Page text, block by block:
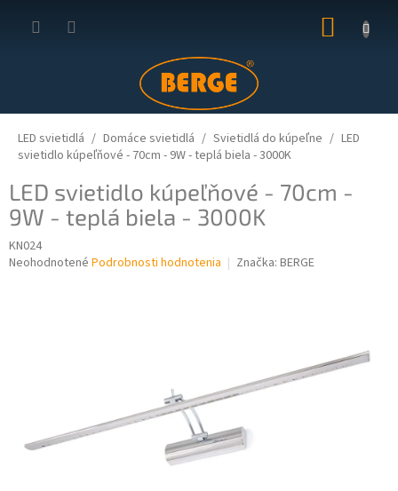
KOŠÍK
LED svietidlá Domáce svietidlá Svietidlá do kúpeľne
LED
svietidlo kúpeľňové - 70cm - 9W - teplá biela - 3000K
LED svietidlo kúpeľňové - 70cm -
9W - teplá biela - 3000K
KN024
Priemerné
Neohodnotené Podrobnosti hodnotenia Značka: BERGE